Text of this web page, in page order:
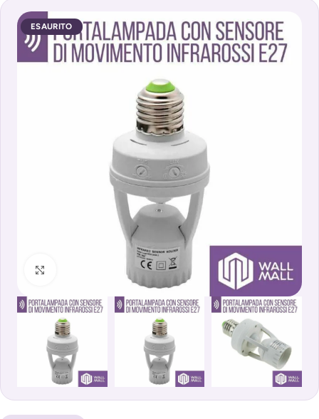
ESAURITO
Clicca per ingrandire